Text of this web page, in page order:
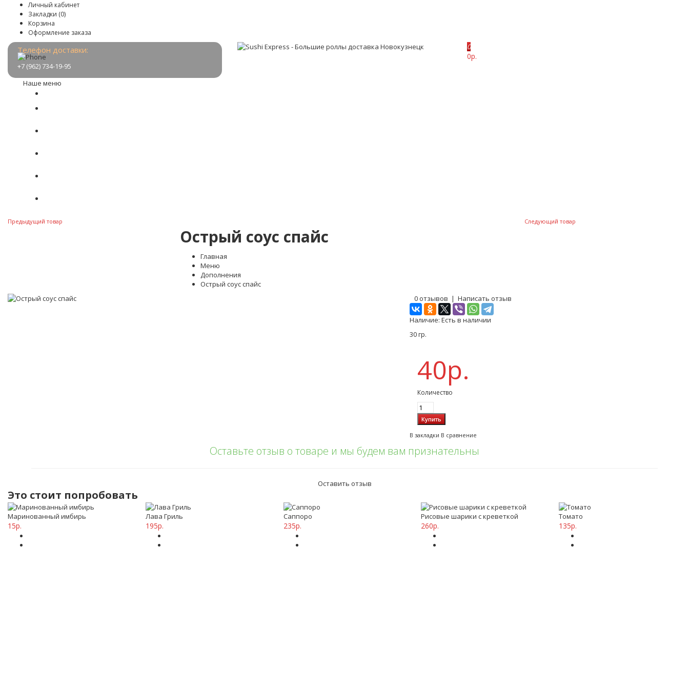
Личный кабинет
Закладки (0)
Корзина
Оформление заказа
Телефон доставки:
+7 (962) 734-19-95
0
0р.
Наше меню
Предыдущий товар
Острый соус спайс
Главная
Меню
Дополнения
Острый соус спайс
Следующий товар
0 отзывов | Написать отзыв
Наличие: Есть в наличии
30 гр.
40р.
Количество
В закладки В сравнение
Оставьте отзыв о товаре и мы будем вам признательны
Оставить отзыв
Это стоит попробовать
Маринованный имбирь
15р.
Лава Гриль
195р.
Саппоро
235р.
Рисовые шарики с креветкой
260р.
Томато
135р.